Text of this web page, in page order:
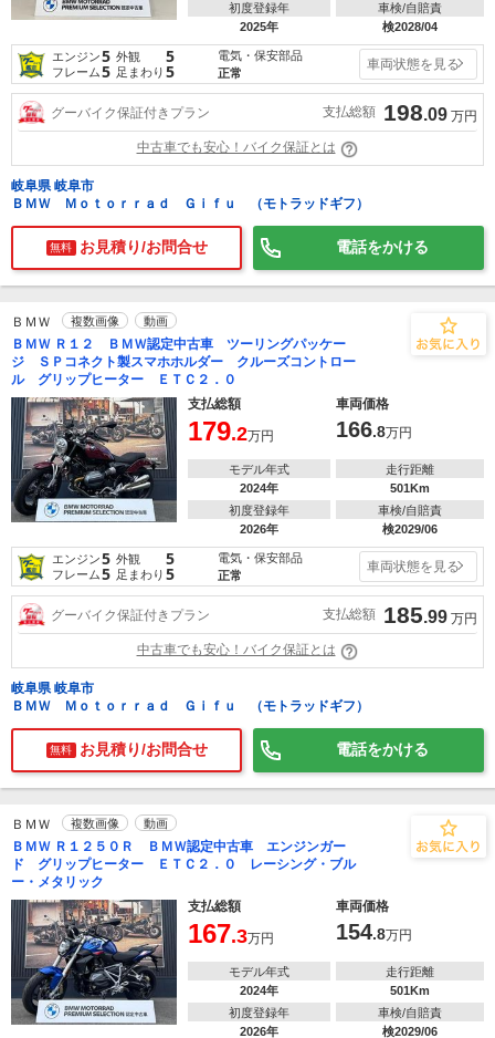
初度登録年
2025年
車検/自賠責
検2028/04
エンジン5 外観 5
フレーム5 足まわり 5
電気・保安部品
正常
車両状態を見る
グーバイク保証付きプラン 支払総額 198.09 万円
中古車でも安心！バイク保証とは
岐阜県 岐阜市
ＢＭＷ Ｍｏｔｏｒｒａｄ Ｇｉｆｕ （モトラッドギフ）
無料 お見積り/お問合せ 電話をかける
ＢＭＷ 複数画像 動画
ＢＭＷ Ｒ１２ ＢＭＷ認定中古車 ツーリングパッケー
ジ ＳＰコネクト製スマホホルダー クルーズコントロー
ル グリップヒーター ＥＴＣ２．０
支払総額
車両価格
179.2万円 166.8万円
モデル年式
2024年
走行距離
501Km
初度登録年
2026年
車検/自賠責
検2029/06
エンジン5 外観 5
フレーム5 足まわり 5
電気・保安部品
正常
車両状態を見る
グーバイク保証付きプラン 支払総額 185.99 万円
中古車でも安心！バイク保証とは
岐阜県 岐阜市
ＢＭＷ Ｍｏｔｏｒｒａｄ Ｇｉｆｕ （モトラッドギフ）
無料 お見積り/お問合せ 電話をかける
ＢＭＷ 複数画像 動画
ＢＭＷ Ｒ１２５０Ｒ ＢＭＷ認定中古車 エンジンガー
ド グリップヒーター ＥＴＣ２．０ レーシング・ブル
ー・メタリック
支払総額
車両価格
167.3万円 154.8万円
モデル年式
2024年
走行距離
501Km
初度登録年
2026年
車検/自賠責
検2029/06